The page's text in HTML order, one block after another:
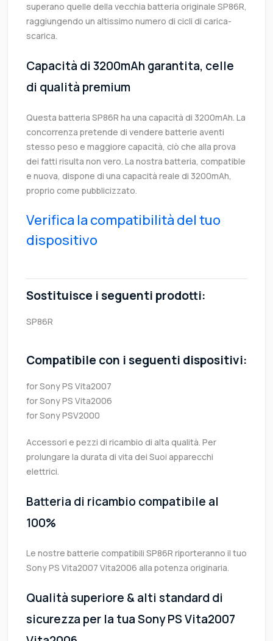
superano quelle della vecchia batteria originale SP86R,
raggiungendo un altissimo numero di cicli di carica-
scarica.
Capacità di 3200mAh garantita, celle
di qualità premium
Questa batteria SP86R ha una capacità di 3200mAh. La
concorrenza pretende di vendere batterie aventi
stesso peso e maggiore capacità, ciò che alla prova
dei fatti risulta non vero. La nostra batteria, compatible
e nuova, dispone di una capacità reale di 3200mAh,
proprio come pubblicizzato.
Verifica la compatibilità del tuo
dispositivo
Sostituisce i seguenti prodotti:
SP86R
Compatibile con i seguenti dispositivi:
for Sony PS Vita2007
for Sony PS Vita2006
for Sony PSV2000
Accessori e pezzi di ricambio di alta qualità. Per
prolungare la durata di vita dei Suoi apparecchi
elettrici.
Batteria di ricambio compatibile al
100%
Le nostre batterie compatibili SP86R riporteranno il tuo
Sony PS Vita2007 Vita2006 alla potenza originaria.
Qualità superiore & alti standard di
sicurezza per la tua Sony PS Vita2007